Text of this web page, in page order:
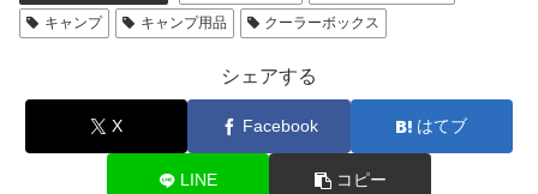
キャンプ
キャンプ用品 クーラーボックス
シェアする
X Facebook はてブ
LINE コピー